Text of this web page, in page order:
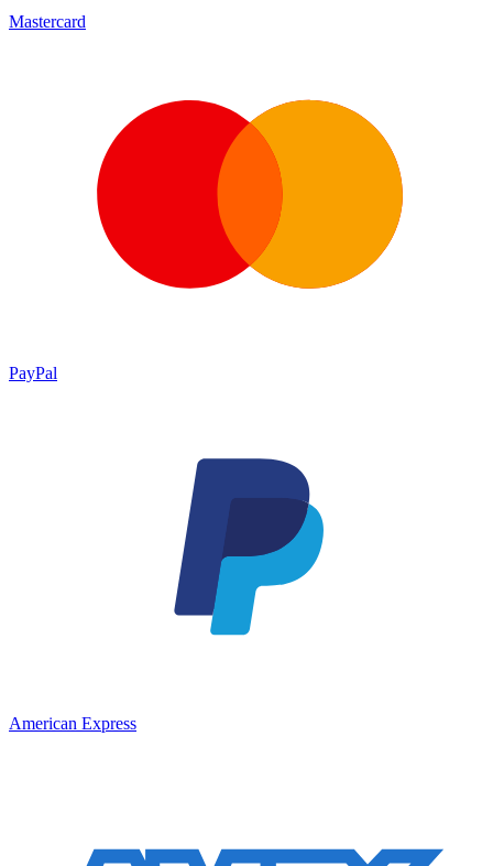
Mastercard
PayPal
American Express